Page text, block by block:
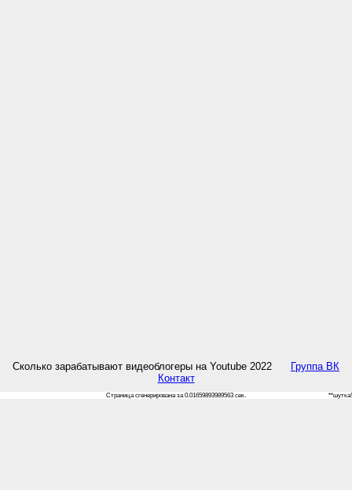
Сколько зарабатывают видеоблогеры на Youtube 2022
Группа ВК
Контакт
Страница сгенерирована за 0.01659893989563 сек. **шутка!